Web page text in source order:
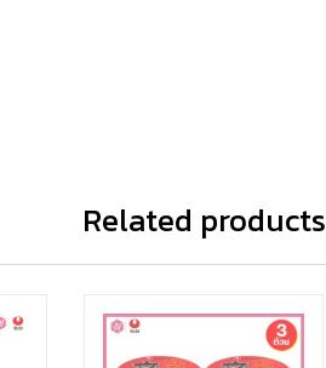
Related products